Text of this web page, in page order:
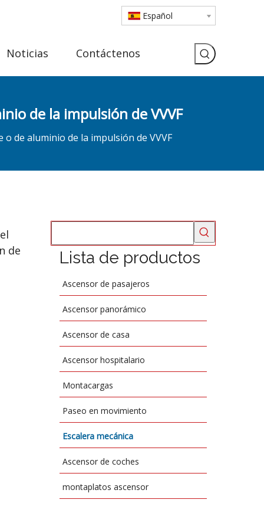
Español
Noticias Contáctenos
de la impulsión de VVVF
de aluminio de la impulsión de VVVF
de
Lista de productos
Ascensor de pasajeros
Ascensor panorámico
Ascensor de casa
Ascensor hospitalario
Montacargas
Paseo en movimiento
Escalera mecánica
Ascensor de coches
montaplatos ascensor